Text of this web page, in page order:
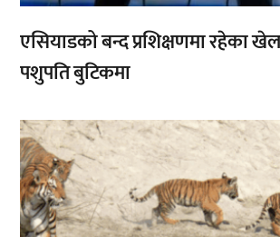
एसियाडको बन्द प्रशिक्षणमा रहेका
पशुपति बुटिकमा